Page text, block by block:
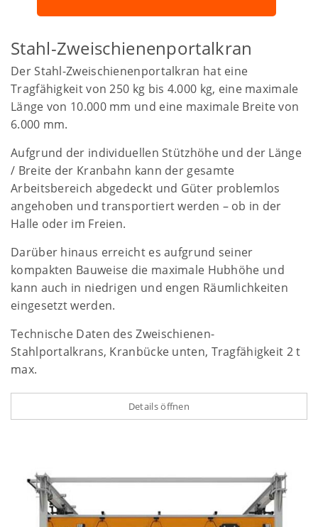
Stahl-Zweischienenportalkran
Der Stahl-Zweischienenportalkran hat eine
Tragfähigkeit von 250 kg bis 4.000 kg, eine maximale
Länge von 10.000 mm und eine maximale Breite von
6.000 mm.
Aufgrund der individuellen Stützhöhe und der Länge
/ Breite der Kranbahn kann der gesamte
Arbeitsbereich abgedeckt und Güter problemlos
angehoben und transportiert werden – ob in der
Halle oder im Freien.
Darüber hinaus erreicht es aufgrund seiner
kompakten Bauweise die maximale Hubhöhe und
kann auch in niedrigen und engen Räumlichkeiten
eingesetzt werden.
Technische Daten des Zweischienen-
Stahlportalkrans, Kranbücke unten, Tragfähigkeit 2 t
max.
Details öffnen